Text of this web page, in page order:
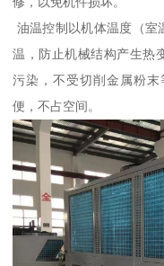
油温控制以机体温度（室
温，防止机械结构产生热
污染，不受切削金属粉
便，不占空间。